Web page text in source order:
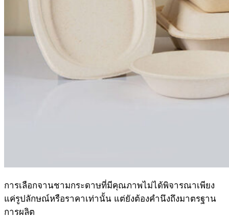
การเลือกจานชามกระดาษที่มีคุณภาพไม่ได้พิจารณาเพียง
แค่รูปลักษณ์หรือราคาเท่านั้น แต่ยังต้องคำนึงถึงมาตรฐาน
การผลิต